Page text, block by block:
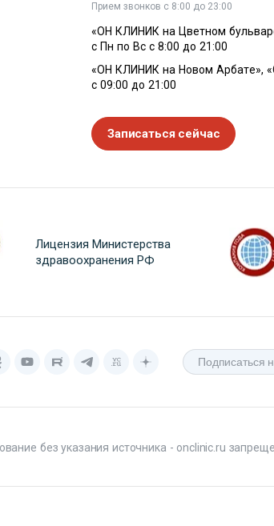
Прием звонков с 8:00 до 23:00
«ОН КЛИНИК на Цветном
с Пн по Вс с 8:00 до 21:00
«ОН КЛИНИК на Новом Арбате»,
с 09:00 до 21:00
Записаться сейчас
Лицензия Министерства
здравоохранения РФ
без указания источника - onclinic.ru